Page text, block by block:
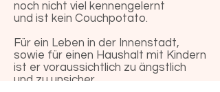
noch nicht viel kennengelernt
und ist kein Couchpotato.
Für ein Leben in der Innenstadt,
sowie für einen Haushalt mit Kindern
ist er voraussichtlich zu ängstlich
und zu unsicher.